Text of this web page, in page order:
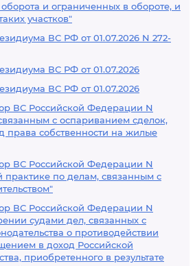
и ограниченных в обороте, и
участков"
ВС РФ от 01.07.2026 N 272-
ВС РФ от 01.07.2026
ВС РФ от 01.07.2026
ВС Российской Федерации N
с оспариванием сделок,
права собственности на жилые
ВС Российской Федерации N
практике по делам, связанным с
ВС Российской Федерации N
судами дел, связанных с
о противодействии
в доход Российской
приобретенного в результате